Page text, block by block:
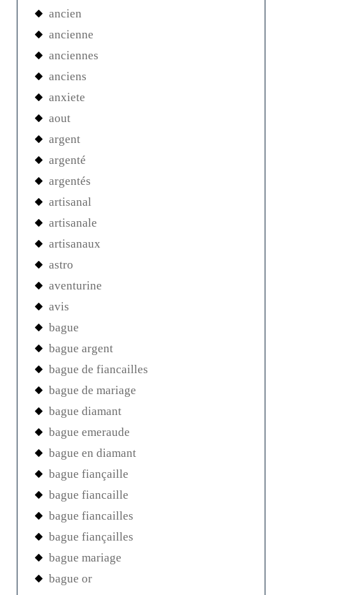
ancien
ancienne
anciennes
anciens
anxiete
aout
argent
argenté
argentés
artisanal
artisanale
artisanaux
astro
aventurine
avis
bague
bague argent
bague de fiancailles
bague de mariage
bague diamant
bague emeraude
bague en diamant
bague fiançaille
bague fiancaille
bague fiancailles
bague fiançailles
bague mariage
bague or